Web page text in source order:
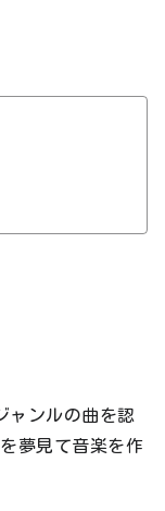
ャンルの曲を認
夢見て音楽を作